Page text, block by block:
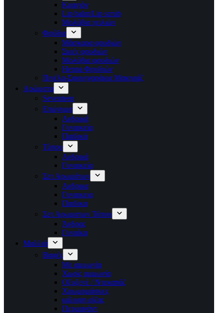
Κραγιόν
Lip balm/Lip scrub
Μολύβια χειλιών
Φρύδια
Μάσκαρα φρυδιών
Σκιές φρυδιών
Μολύβια φρυδιών
Henna Φρυδιών
Πινέλα-Σφουγγαράκια Μακιγιάζ
Αρώματα
Seventeen
Επώνυμα
Ανδρικά
Γυναικεία
Παιδικά
Τύπου
Ανδρικά
Γυναικεία
Σετ Αρωμάτων
Ανδρικα
Γυναικεια
Παιδικα
Σετ Αρωματων Τύπου
Άνδρας
Γυναίκα
Μαλλιά
Βαφές
Με αμμωνία
Χωρίς αμμωνία
Οξυζενέ / Ντεκαπάζ
Χρωμομάσκες
κάλυψη ρίζας
Περμανάντ